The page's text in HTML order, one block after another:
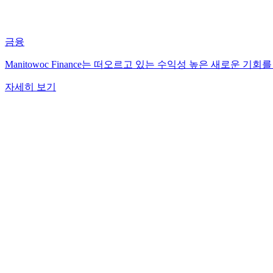
금융
Manitowoc Finance는 떠오르고 있는 수익성 높은 새로운 기회
자세히 보기